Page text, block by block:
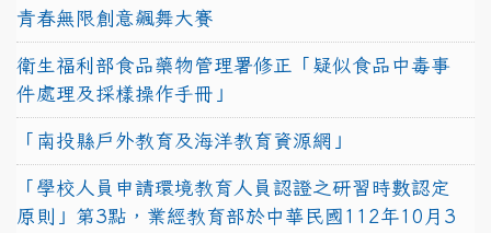
青春無限創意飆舞大賽
衛生福利部食品藥物管理署修正「疑似食品中毒事
件處理及採樣操作手冊」
「南投縣戶外教育及海洋教育資源網」
「學校人員申請環境教育人員認證之研習時數認定
原則」第3點，業經教育部於中華民國112年10月3